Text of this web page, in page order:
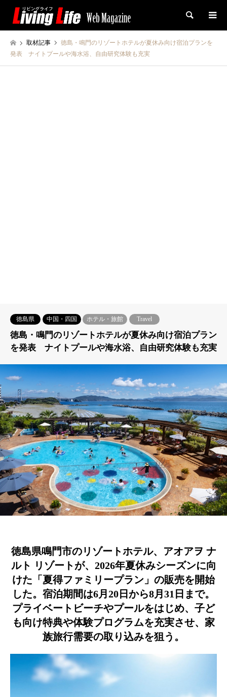
検索
取材記事
徳島・鳴門のリゾートホテルが夏休み向け宿泊プランを
発表 ナイトプールや海水浴、自由研究体験も充実
徳島県 中国・四国 ホテル・旅館 Travel
徳島・鳴門のリゾートホテルが夏休み向け宿泊プラン
を発表 ナイトプールや海水浴、自由研究体験も充実
徳島県鳴門市のリゾートホテル、アオアヲ ナ
ルト リゾートが、2026年夏休みシーズンに向
けた「夏得ファミリープラン」の販売を開始
した。宿泊期間は6月20日から8月31日まで。
プライベートビーチやプールをはじめ、子ど
も向け特典や体験プログラムを充実させ、家
族旅行需要の取り込みを狙う。